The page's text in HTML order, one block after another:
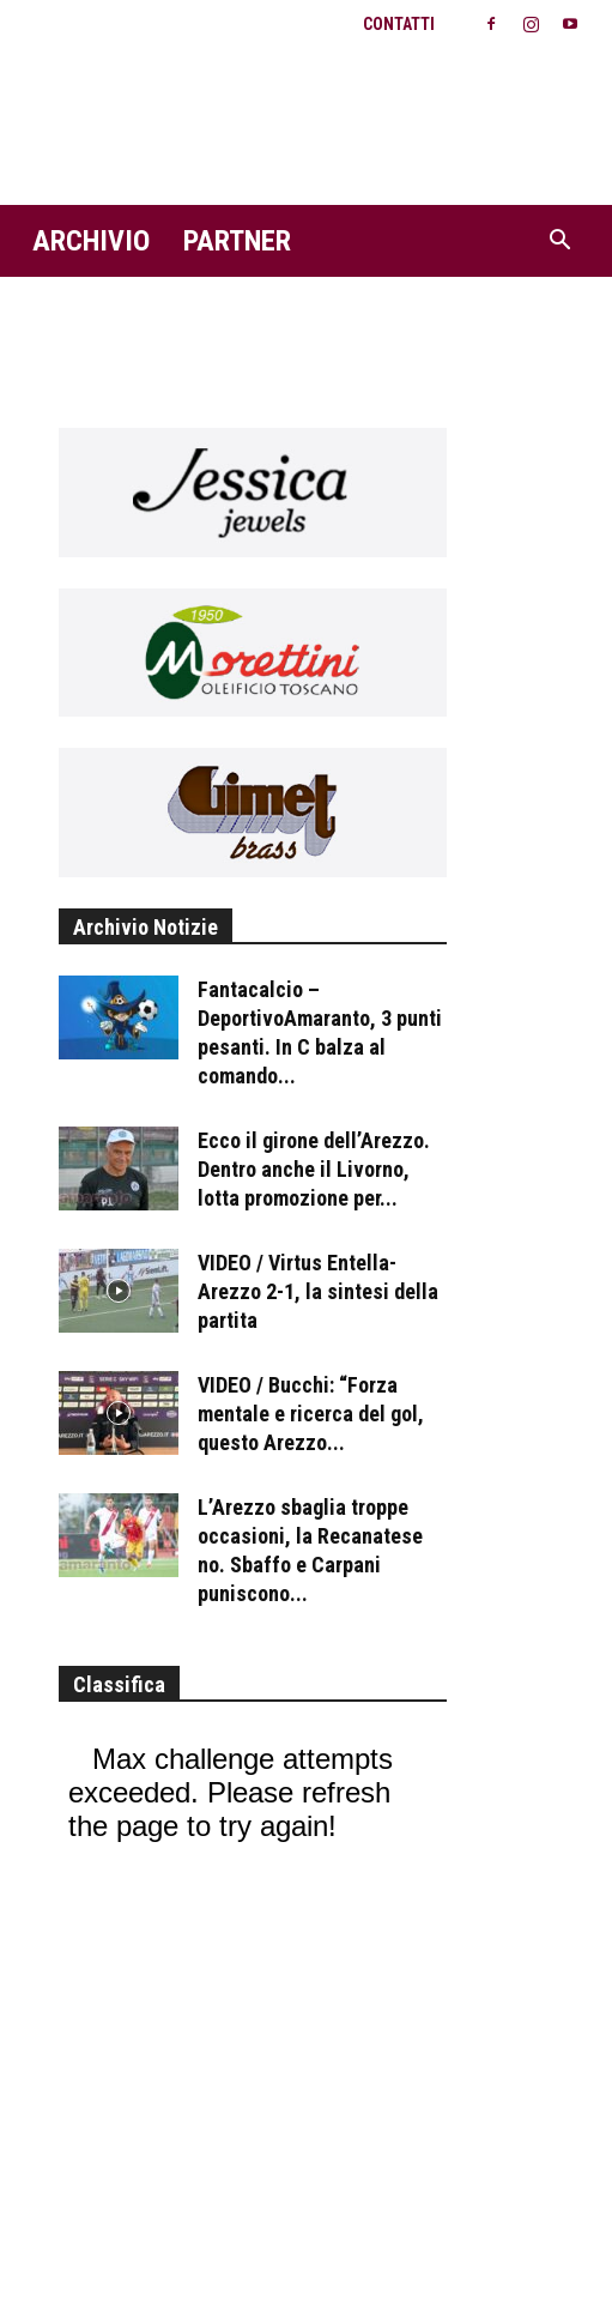
CONTATTI
ARCHIVIO PARTNER
Archivio Notizie
Fantacalcio –
DeportivoAmaranto, 3 punti
pesanti. In C balza al
comando...
Ecco il girone dell’Arezzo.
Dentro anche il Livorno,
lotta promozione per...
VIDEO / Virtus Entella-
Arezzo 2-1, la sintesi della
partita
VIDEO / Bucchi: “Forza
mentale e ricerca del gol,
questo Arezzo...
L’Arezzo sbaglia troppe
occasioni, la Recanatese
no. Sbaffo e Carpani
puniscono...
Classifica